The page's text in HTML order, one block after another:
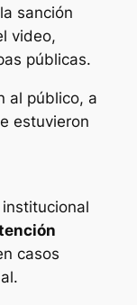
sanción
video,
públicas.
al público, a
estuvieron
casos